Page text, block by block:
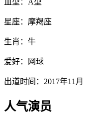
血型：A型
星座：摩羯座
生肖：牛
爱好：网球
出道时间：2017年11月
人气演员